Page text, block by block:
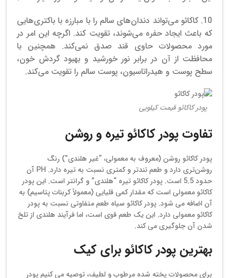
10. کاکائو می‌تواند دندان‌های سالم را با مبارزه با باکتری‌هایی
که باعث ایجاد حفره می‌شوند، تقویت کند. اگرچه این امر در
مورد محصولات حاوی قند صدق نمی‌کند. همچنین با
محافظت از آن در برابر نور خورشید و بهبود گردش خون،
سطح پوست و هیدراتاسیون، پوست سالم را تقویت می‌کند.
پودر کاکائو قیمت کیلویی
تفاوت پودر کاکائو تیره و روشن
پودر کاکائو روشن (معروف به معمولی، “غیر هلندی”) رنگ
روشن‌تری دارد و طعم تندتر و کمتری نسبت به تیره دارد. PH آن
حدود 5.5 است. پودر کاکائو تیره “هلندی” و گرانتر است. این پودر
کاکائو معمولی است که مقدار کمی قلیایی (معمولاً کربنات پتاسیم) به
آن اضافه می شود. پودر کاکائو سیاه طعم متفاوتی نسبت به پودر
کاکائو معمولی دارد. این یک طعم قوی است، اما فرآیند هلندی از تلخ
شدن آن جلوگیری می کند.
بهترین پودر کاکائو برای کیک
برای محصولات پخته شده مرطوب و لطیف، توصیه می کنیم پودر